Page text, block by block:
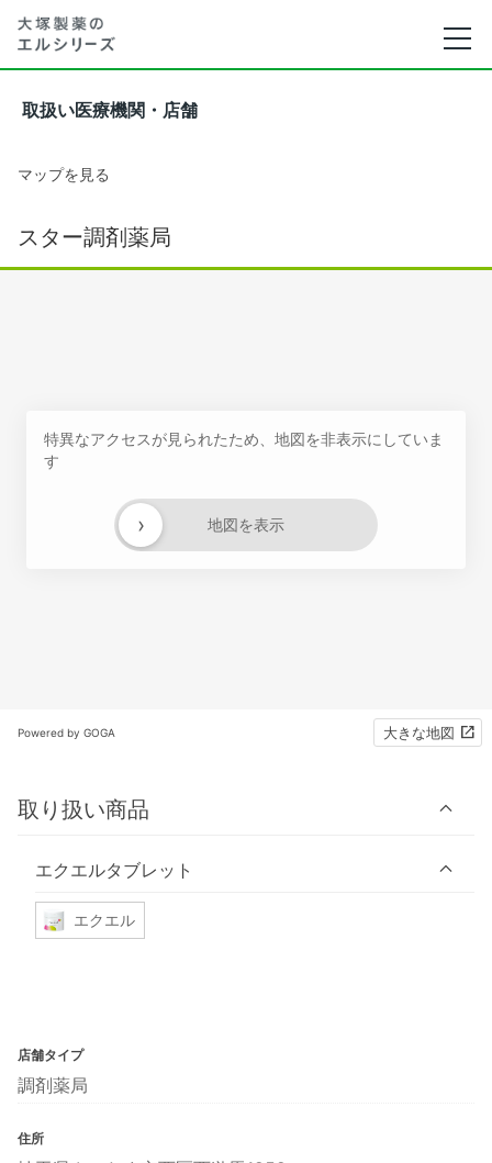
取扱い医療機関・店舗
マップを見る
スター調剤薬局
特異なアクセスが見られたため、地図を非表示にしていま
す
地図を表示
›
Powered by GOGA 大きな地図
取り扱い商品
エクエルタブレット
エクエル
店舗タイプ
調剤薬局
住所